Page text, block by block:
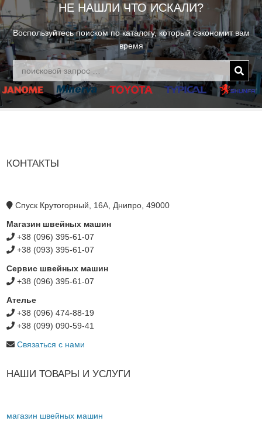
НЕ НАШЛИ ЧТО ИСКАЛИ?
Воспользуйтесь поиском по каталогу, который сэкономит вам
время
КОНТАКТЫ
Спуск Крутогорный, 16А, Днипро, 49000
Магазин швейных машин
+38 (096) 395-61-07
+38 (093) 395-61-07
Сервис швейных машин
+38 (096) 395-61-07
Ателье
+38 (096) 474-88-19
+38 (099) 090-59-41
Связаться с нами
НАШИ ТОВАРЫ И УСЛУГИ
магазин швейных машин